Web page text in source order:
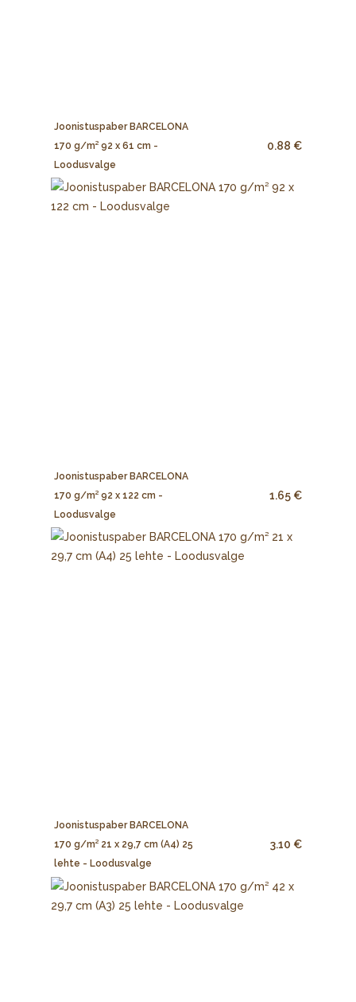
Joonistuspaber BARCELONA
170 g/m² 92 x 61 cm -
Loodusvalge
0.88 €
Joonistuspaber BARCELONA
170 g/m² 92 x 122 cm -
Loodusvalge
1.65 €
Joonistuspaber BARCELONA
170 g/m² 21 x 29,7 cm (A4) 25
lehte - Loodusvalge
3.10 €